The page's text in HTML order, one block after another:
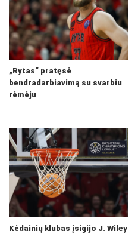
„Rytas“ pratęsė
bendradarbiavimą su svarbiu
rėmėju
Kėdainių klubas įsigijo J. Wiley